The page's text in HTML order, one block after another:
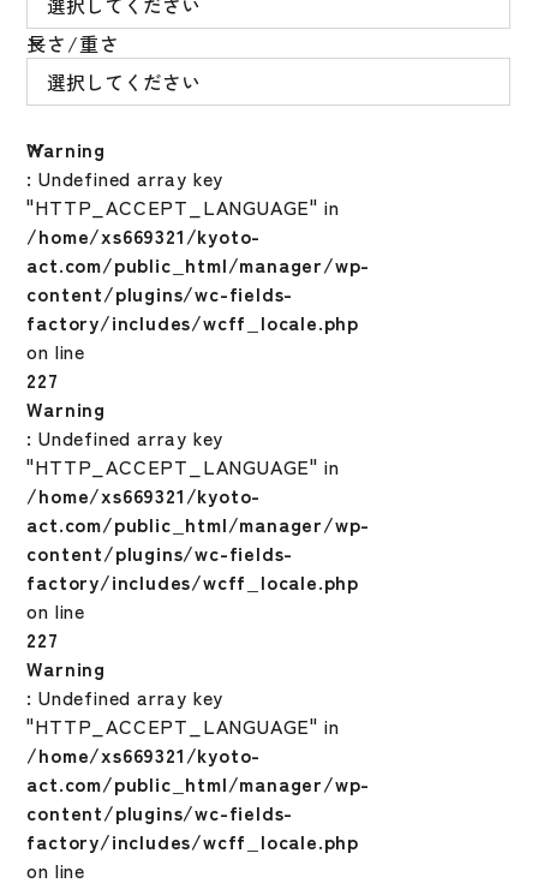
長さ/重さ
Warning
: Undefined array key
"HTTP_ACCEPT_LANGUAGE" in
/home/xs669321/kyoto-
act.com/public_html/manager/wp-
content/plugins/wc-fields-
factory/includes/wcff_locale.php
on line
227
Warning
: Undefined array key
"HTTP_ACCEPT_LANGUAGE" in
/home/xs669321/kyoto-
act.com/public_html/manager/wp-
content/plugins/wc-fields-
factory/includes/wcff_locale.php
on line
227
Warning
: Undefined array key
"HTTP_ACCEPT_LANGUAGE" in
/home/xs669321/kyoto-
act.com/public_html/manager/wp-
content/plugins/wc-fields-
factory/includes/wcff_locale.php
on line